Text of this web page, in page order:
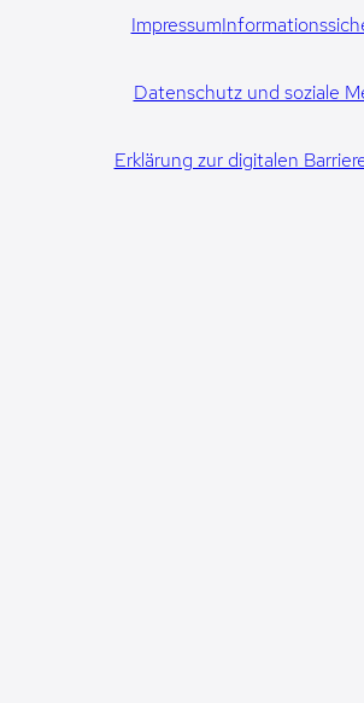
Impressum
Datenschutz und soziale
Erklärung zur digitalen